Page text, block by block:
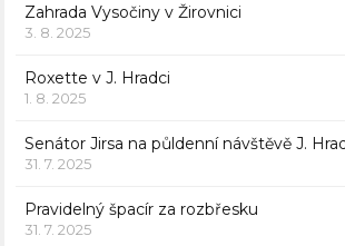
Zahrada Vysočiny v Žirovnici
3. 8. 2025
Roxette v J. Hradci
1. 8. 2025
Senátor Jirsa na půldenní návštěvě J.
31. 7. 2025
Pravidelný špacír za rozbřesku
31. 7. 2025